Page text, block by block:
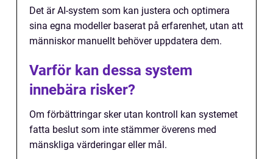
Det är AI-system som kan justera och optimera
sina egna modeller baserat på erfarenhet, utan att
människor manuellt behöver uppdatera dem.
Varför kan dessa system
innebära risker?
Om förbättringar sker utan kontroll kan systemet
fatta beslut som inte stämmer överens med
mänskliga värderingar eller mål.